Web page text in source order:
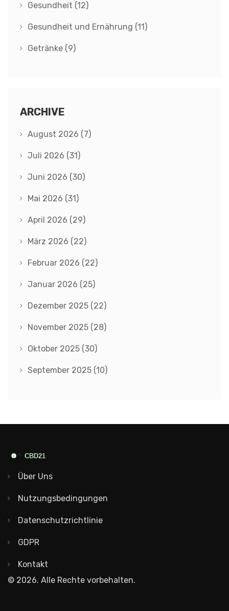
Gesundheit (12)
Gesundheit und Ernährung (11)
Getränke (9)
ARCHIVE
August 2026 (7)
Juli 2026 (31)
Juni 2026 (30)
Mai 2026 (31)
April 2026 (29)
März 2026 (22)
Februar 2026 (22)
Januar 2026 (25)
Dezember 2025 (22)
November 2025 (28)
Oktober 2025 (30)
September 2025 (10)
Über Uns
Nutzungsbedingungen
Datenschutzrichtlinie
GDPR
Kontakt
© 2026. Alle Rechte vorbehalten.